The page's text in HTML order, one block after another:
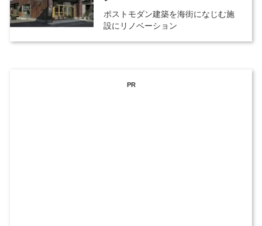
ポストモダン建築を海街になじむ施
設にリノベーション
PR